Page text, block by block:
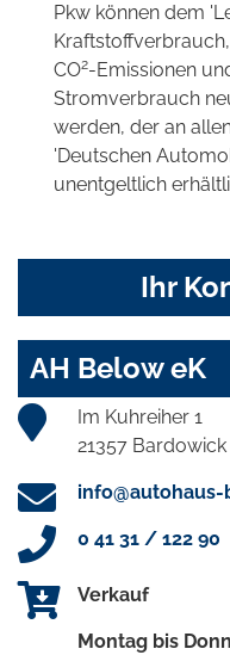
Pkw können dem
CO2-Emissionen
Stromverbrauch
werden, der an
'Deutschen
unentgeltlich
Ihr
AH Below eK
Im Kuhreiher 1
21357 Bardowick
0 41 31 / 122 90
Verkauf
Montag bis